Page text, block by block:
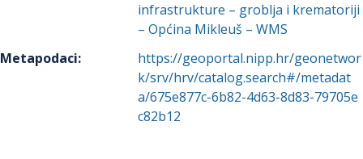
infrastrukture – groblja i krematoriji
– Općina Mikleuš – WMS
Metapodaci:
https://geoportal.nipp.hr/geonetwor
k/srv/hrv/catalog.search#/metadat
a/675e877c-6b82-4d63-8d83-79705e
c82b12